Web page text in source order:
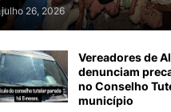
julho 26, 2026
Vereadores de
denunciam
no Conselho
município